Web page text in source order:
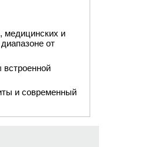
медицинских и
от
и современный